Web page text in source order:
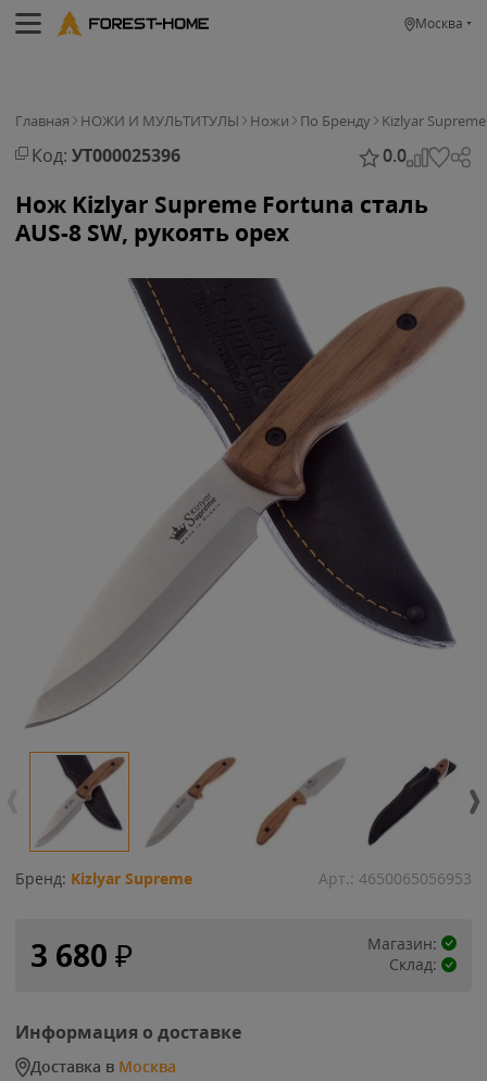
Москва
Главная НОЖИ И МУЛЬТИТУЛЫ Ножи По Бренду Kizlyar Supreme
Код: УТ000025396 0.0
Нож Kizlyar Supreme Fortuna сталь
AUS-8 SW, рукоять орех
Бренд: Kizlyar Supreme Арт.: 4650065056953
3 680 ₽
Магазин:
Склад:
Информация о доставке
Доставка в Москва